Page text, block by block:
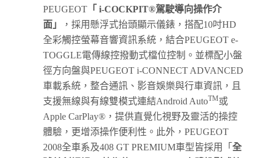
PEUGEOT 「 i-COCKPIT®駕駛導向操作介
面 」
，採用懸浮式抬頭顯示儀錶，搭配10吋HD
全彩觸控螢幕音響資訊系統，結合PEUGEOT e-
TOGGLE電傳線控撥動式檔位控制。並標配小盤
徑方向盤與PEUGEOT i-CONNECT ADVANCED
車載系統，整合通訊、影音娛樂與行車資訊，且
支援無線與有線雙模式連結Android AutoTM或
Apple CarPlay®，提供直覺化視野及靈活的操控
體驗，更增添操作便利性。此外，PEUGEOT
2008全車系及408 GT PREMIUM車型皆採用「全